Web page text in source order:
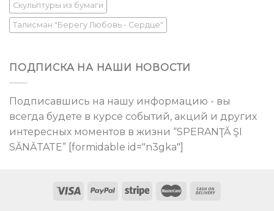
Скульптуры из бумаги
Талисман "Берегу Любовь - Сердце"
ПОДПИСКА НА НАШИ НОВОСТИ
Подписавшись на нашу информацию - вы
всегда будете в курсе событий, акций и других
интересных моментов в жизни “SPERANŢĂ ŞI
SĂNĂTATE” [formidable id="n3gka"]